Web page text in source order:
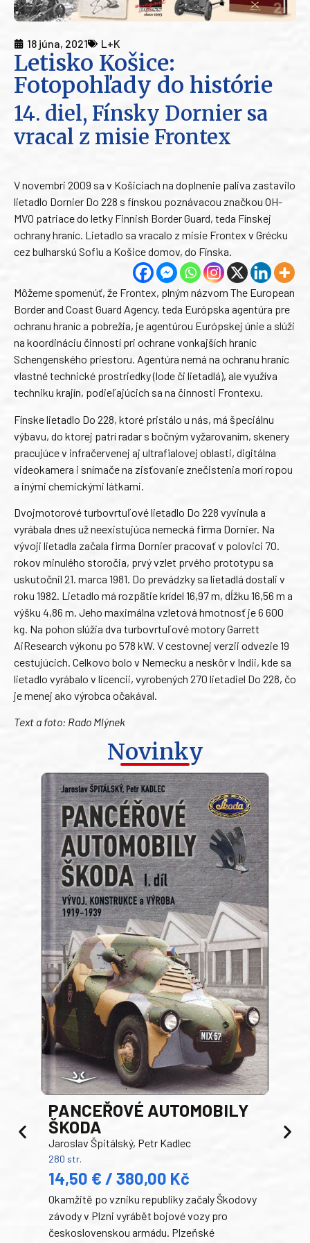
18 júna, 2021 L+K
Letisko Košice:
Fotopohľady do histórie
14. diel, Fínsky Dornier sa
vracal z misie Frontex
V novembri 2009 sa v Košiciach na doplnenie paliva zastavilo
lietadlo Dornier Do 228 s fínskou poznávacou značkou OH-
MVO patriace do letky Finnish Border Guard, teda Fínskej
ochrany hraníc. Lietadlo sa vracalo z misie Frontex v Grécku
cez bulharskú Sofiu a Košice domov, do Fínska.
Môžeme spomenúť, že Frontex, plným názvom The European
Border and Coast Guard Agency, teda Európska agentúra pre
ochranu hraníc a pobrežia, je agentúrou Európskej únie a slúži
na koordináciu činností pri ochrane vonkajších hraníc
Schengenského priestoru. Agentúra nemá na ochranu hraníc
vlastné technické prostriedky (lode či lietadlá), ale využíva
techniku krajín, podieľajúcich sa na činnosti Frontexu.
Fínske lietadlo Do 228, ktoré pristálo u nás, má špeciálnu
výbavu, do ktorej patrí radar s bočným vyžarovaním, skenery
pracujúce v infračervenej aj ultrafialovej oblasti, digitálna
videokamera i snímače na zisťovanie znečistenia morí ropou
a inými chemickými látkami.
Dvojmotorové turbovrtuľové lietadlo Do 228 vyvinula a
vyrábala dnes už neexistujúca nemecká firma Dornier. Na
vývoji lietadla začala firma Dornier pracovať v polovici 70.
rokov minulého storočia, prvý vzlet prvého prototypu sa
uskutočnil 21. marca 1981. Do prevádzky sa lietadlá dostali v
roku 1982. Lietadlo má rozpätie krídel 16,97 m, dĺžku 16,56 m a
výšku 4,86 m. Jeho maximálna vzletová hmotnosť je 6 600
kg. Na pohon slúžia dva turbovrtuľové motory Garrett
AiResearch výkonu po 578 kW. V cestovnej verzii odvezie 19
cestujúcich. Celkovo bolo v Nemecku a neskôr v Indii, kde sa
lietadlo vyrábalo v licencii, vyrobených 270 lietadiel Do 228, čo
je menej ako výrobca očakával.
Text a foto: Rado Mlýnek
Novinky
PANCEŘOVÉ AUTOMOBILY
ŠKODA
Jaroslav Špitálský, Petr Kadlec
280 str.
14,50 € / 380,00 Kč
Okamžitě po vzniku republiky začaly Škodovy
závody v Plzni vyrábět bojové vozy pro
československou armádu. Plzeňské